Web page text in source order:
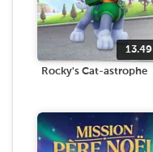
13.49
Rocky's Cat-astrophe